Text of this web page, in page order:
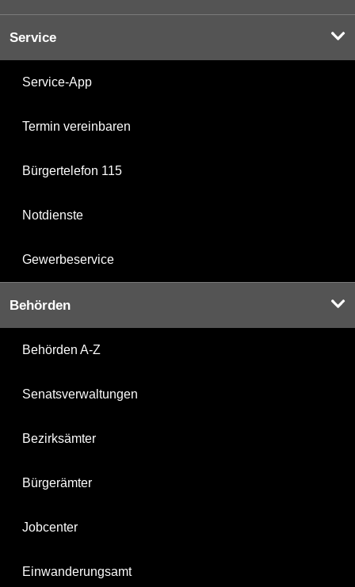
Service
Service-App
Termin vereinbaren
Bürgertelefon 115
Notdienste
Gewerbeservice
Behörden
Behörden A-Z
Senatsverwaltungen
Bezirksämter
Bürgerämter
Jobcenter
Einwanderungsamt